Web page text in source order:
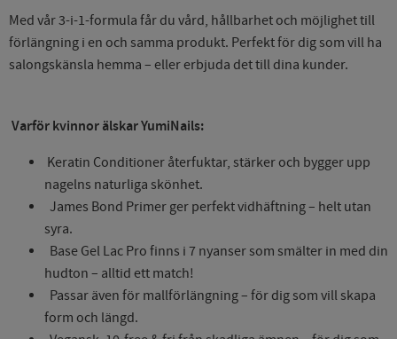
Med vår 3-i-1-formula får du vård, hållbarhet och möjlighet till
förlängning i en och samma produkt. Perfekt för dig som vill ha
salongskänsla hemma – eller erbjuda det till dina kunder.
Varför kvinnor älskar YumiNails:
Keratin Conditioner återfuktar, stärker och bygger upp
nagelns naturliga skönhet.
James Bond Primer ger perfekt vidhäftning – helt utan
syra.
Base Gel Lac Pro finns i 7 nyanser som smälter in med din
hudton – alltid ett match!
Passar även för mallförlängning – för dig som vill skapa
form och längd.